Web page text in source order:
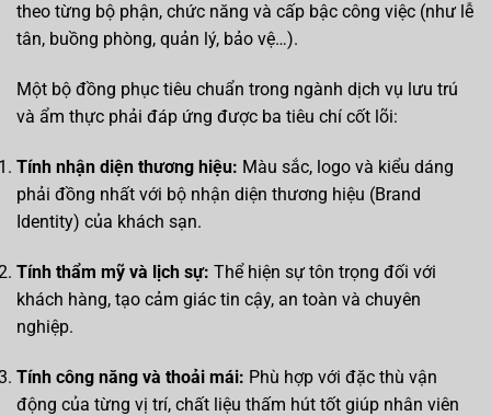
theo từng bộ phận, chức năng và cấp bậc công việc (như lễ
tân, buồng phòng, quản lý, bảo vệ…).
Một bộ đồng phục tiêu chuẩn trong ngành dịch vụ lưu trú
và ẩm thực phải đáp ứng được ba tiêu chí cốt lõi:
Tính nhận diện thương hiệu: Màu sắc, logo và kiểu dáng
phải đồng nhất với bộ nhận diện thương hiệu (Brand
Identity) của khách sạn.
Tính thẩm mỹ và lịch sự: Thể hiện sự tôn trọng đối với
khách hàng, tạo cảm giác tin cậy, an toàn và chuyên
nghiệp.
Tính công năng và thoải mái: Phù hợp với đặc thù vận
động của từng vị trí, chất liệu thấm hút tốt giúp nhân viên